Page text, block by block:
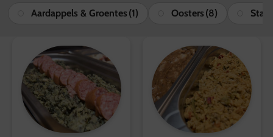
Aardappels & Groentes (1) Oosters (8)